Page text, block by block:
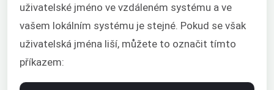
uživatelské jméno ve vzdáleném systému a ve
vašem lokálním systému je stejné. Pokud se však
uživatelská jména liší, můžete to označit tímto
příkazem: